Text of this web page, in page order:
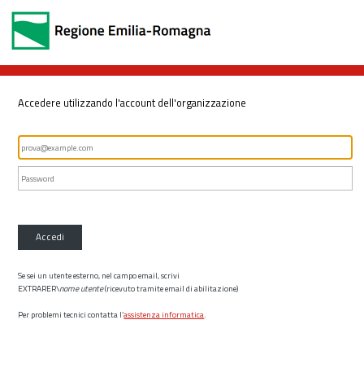
Accedere utilizzando l'account dell'organizzazione
Accedi
Se sei un utente esterno, nel campo email, scrivi
EXTRARER\nome utente(ricevuto tramite email di abilitazione)
Per problemi tecnici contatta l’assistenza informatica.